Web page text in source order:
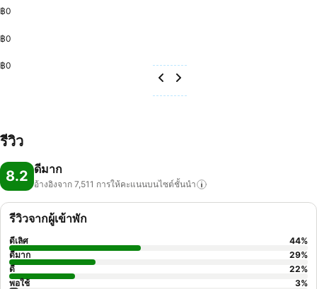
฿0
฿0
฿0
รีวิว
8.2 ดีมาก
อ้างอิงจาก 7,511 การให้คะแนนบนไซต์ชั้นนำ
รีวิวจากผู้เข้าพัก
ดีเลิศ 44%
ดีมาก
29%
ดี
22%
พอใช้
3%